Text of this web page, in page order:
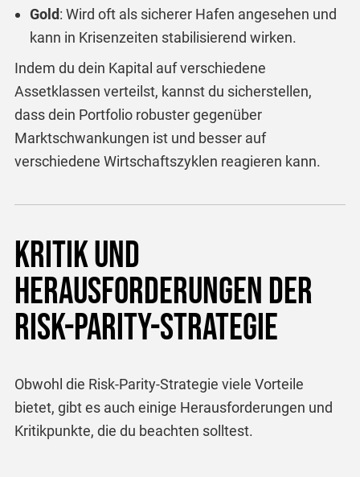
Gold: Wird oft als sicherer Hafen angesehen und
kann in Krisenzeiten stabilisierend wirken.
Indem du dein Kapital auf verschiedene
Assetklassen verteilst, kannst du sicherstellen,
dass dein Portfolio robuster gegenüber
Marktschwankungen ist und besser auf
verschiedene Wirtschaftszyklen reagieren kann.
Kritik und
Herausforderungen der
Risk-Parity-Strategie
Obwohl die Risk-Parity-Strategie viele Vorteile
bietet, gibt es auch einige Herausforderungen und
Kritikpunkte, die du beachten solltest.